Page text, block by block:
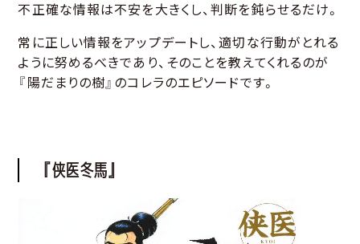
不正確な情報は不安を大きくし、判断を鈍らせるだけ。
常に正しい情報をアップデートし、適切な行動がとれる
ように努めるべきであり、そのことを教えてくれるのが
『陽だまりの樹』のコレラのエピソードです。
『侠医冬馬』